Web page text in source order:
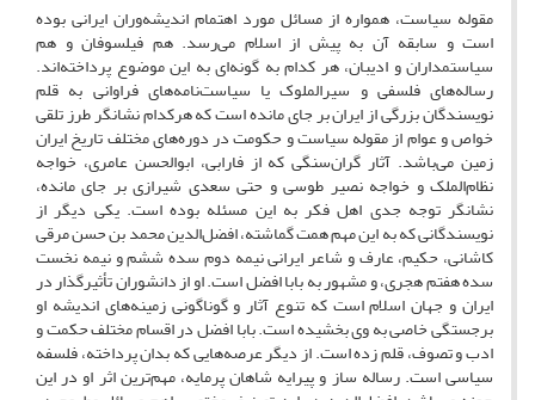
مقوله سیاست، همواره از مسائل مورد اهتمام اندیشه‌وران ایرانی بوده
است و سابقه آن به پیش از اسلام می‌رسد. هم فیلسوفان و هم
سیاستمداران و ادیبان، هر کدام به گونه‌ای به این موضوع پرداخته‌اند.
رساله‌های فلسفی و سیرالملوک یا سیاست‌نامه‌های فراوانی به قلم
نویسندگان بزرگی از ایران بر جای مانده است که هرکدام نشانگر طرز تلقی
خواص و عوام از مقوله سیاست و حکومت در دوره‌های مختلف تاریخ ایران
زمین می‌باشد. آثار گران‌سنگی که از فارابی، ابوالحسن عامری، خواجه
نظام‌الملک و خواجه نصیر طوسی و حتی سعدی شیرازی بر جای مانده،
نشانگر توجه جدی اهل فکر به این مسئله بوده است. یکی دیگر از
نویسندگانی که به این مهم همت گماشته، افضل‌الدین محمد بن حسن مرقی
کاشانی، حکیم، عارف و شاعر ایرانی نیمه دوم سده ششم و نیمه نخست
سده هفتم هجری، و مشهور به بابا افضل است. او از دانشوران تأثیر‌گذار در
ایران و جهان اسلام است که تنوع آثار و گوناگونی زمینه‌های اندیشه او
برجستگی خاصی به وی بخشیده است. بابا افضل در اقسام مختلف حکمت و
ادب و تصوف، قلم زده است. از دیگر عرصه‌هایی که بدان پرداخته، فلسفه
سیاسی است. رساله ساز و پیرایه شاهان پرمایه، مهم‌ترین اثر او در این